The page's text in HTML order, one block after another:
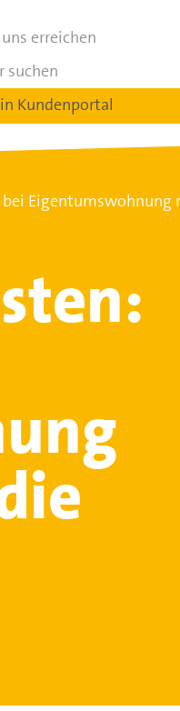
erreichen
suchen
Kundenportal
Eigentumswohnung